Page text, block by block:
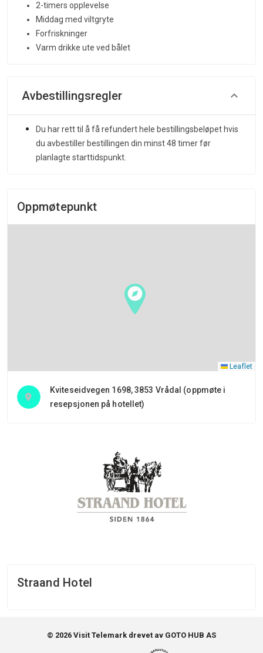
2-timers opplevelse
Middag med viltgryte
Forfriskninger
Varm drikke ute ved bålet
Avbestillingsregler
Du har rett til å få refundert hele bestillingsbeløpet hvis
du avbestiller bestillingen din minst 48 timer før
planlagte starttidspunkt.
Oppmøtepunkt
Leaflet
Kviteseidvegen 1698, 3853 Vrådal (oppmøte i
resepsjonen på hotellet)
Straand Hotel
© 2026 Visit Telemark drevet av GOTO HUB AS